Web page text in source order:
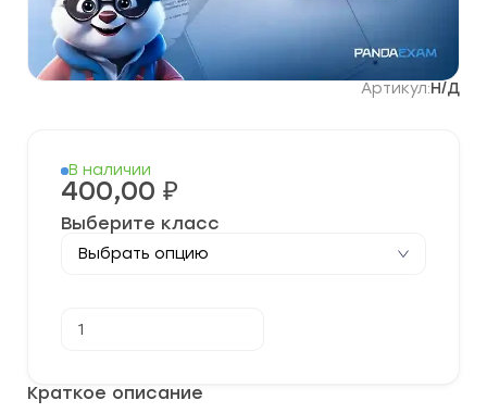
Артикул:Н/Д
Краткое описание
В наличии
400,00 ₽
Выберите класс
товара
этап
“Сириус”